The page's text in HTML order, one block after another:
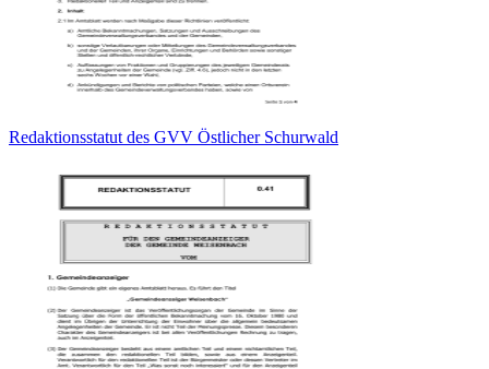
Redaktionsstatut des GVV Östlicher Schurwald